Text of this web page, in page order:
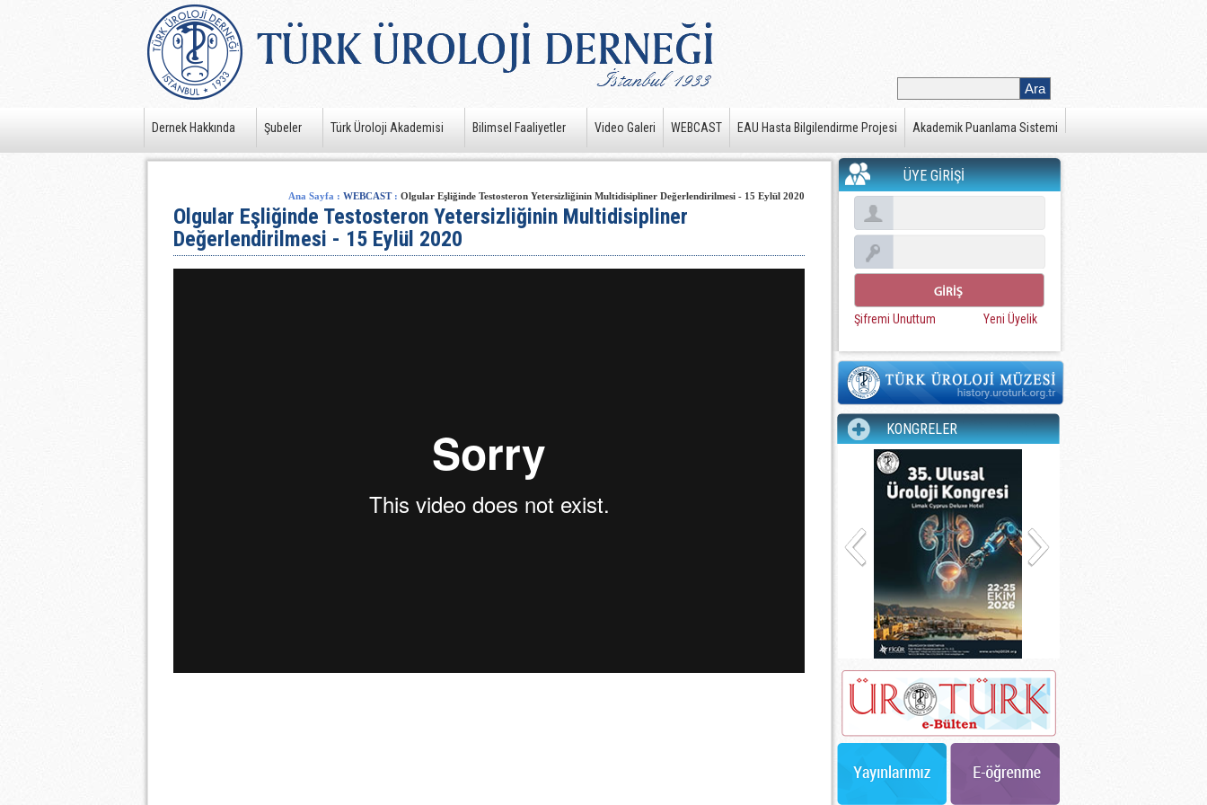
Dernek Hakkında Şubeler Türk Üroloji Akademisi Bilimsel Faaliyetler Video Galeri WEBCAST EAU Hasta Bilgilendirme Projesi Akademik Puanlama Sistemi
Ana Sayfa : WEBCAST: Olgular Eşliğinde Testosteron Yetersizliğinin Multidisipliner Değerlendirilmesi - 15 Eylül 2020
Olgular Eşliğinde Testosteron Yetersizliğinin Multidisipliner
Değerlendirilmesi - 15 Eylül 2020
ÜYE GİRİŞİ
Şifremi Unuttum Yeni Üyelik
KONGRELER